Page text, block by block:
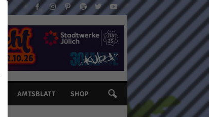
AMTSBLATT SHOP